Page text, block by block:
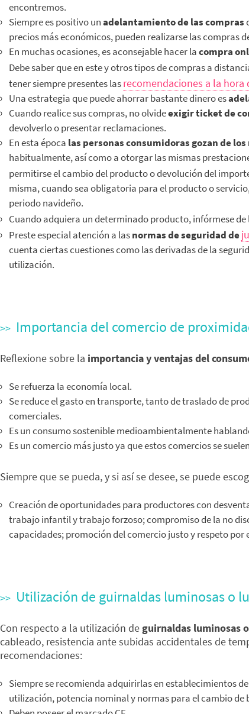
encontremos.
Siempre es positivo unadelantamiento de las compras
precios más económicos, pueden realizarse las compras
En muchas ocasiones, es aconsejable hacer lacompra
Debe saber que en este y otros tipos de compras a
tener siempre presentes lasrecomendaciones a la
Una estrategia que puede ahorrar bastante dinero es
Cuando realice sus compras, no olvideexigir ticket de
devolverlo o presentar reclamaciones.
En esta época las personas consumidoras gozan de
habitualmente, así como a otorgar las mismas
permitirse el cambio del producto o devolución del
misma, cuando sea obligatoria para el producto o
periodo navideño.
Cuando adquiera un determinado producto, infórmese de
Preste especial atención a lasnormas de seguridad de
cuenta ciertas cuestiones como las derivadas de la
utilización.
Importancia del comercio de
Reflexione sobre la importancia y ventajas del
Se refuerza la economía local.
Se reduce el gasto en transporte, tanto de traslado de
comerciales.
Es un consumo sostenible medioambientalmente
Es un comercio más justo ya que estos comercios se
Siempre que se pueda, y si así se desee, se puede
Creación de oportunidades para productores con
trabajo infantil y trabajo forzoso; compromiso de la no
capacidades; promoción del comercio justo y respeto por
Utilización de guirnaldas luminosas o
Con respecto a la utilización de guirnaldas luminosas
cableado, resistencia ante subidas accidentales de
recomendaciones:
Siempre se recomienda adquirirlas en establecimientos
utilización, potencia nominal y normas para el cambio de